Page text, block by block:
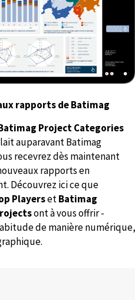
rapports de Batimag
Project Categories
auparavant Batimag
recevrez dès maintenant
rapports en
Découvrez ici ce que
PlayersetBatimag
ont à vous offrir -
de manière numérique,